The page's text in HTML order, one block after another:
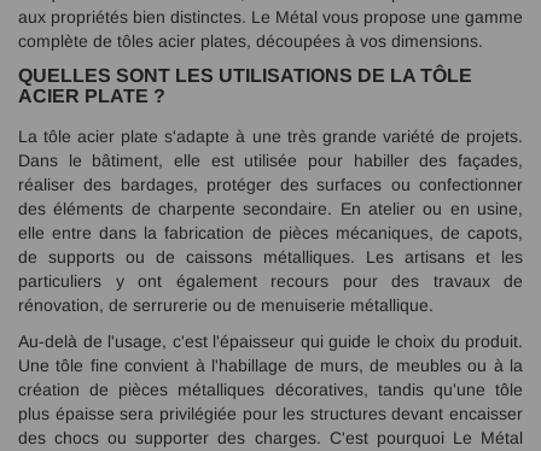
aux propriétés bien distinctes. Le Métal vous propose une gamme
complète de tôles acier plates, découpées à vos dimensions.
QUELLES SONT LES UTILISATIONS DE LA TÔLE
ACIER PLATE ?
La tôle acier plate s'adapte à une très grande variété de projets.
Dans le bâtiment, elle est utilisée pour habiller des façades,
réaliser des bardages, protéger des surfaces ou confectionner
des éléments de charpente secondaire. En atelier ou en usine,
elle entre dans la fabrication de pièces mécaniques, de capots,
de supports ou de caissons métalliques. Les artisans et les
particuliers y ont également recours pour des travaux de
rénovation, de serrurerie ou de menuiserie métallique.
Au-delà de l'usage, c'est l'épaisseur qui guide le choix du produit.
Une tôle fine convient à l'habillage de murs, de meubles ou à la
création de pièces métalliques décoratives, tandis qu'une tôle
plus épaisse sera privilégiée pour les structures devant encaisser
des chocs ou supporter des charges. C'est pourquoi Le Métal